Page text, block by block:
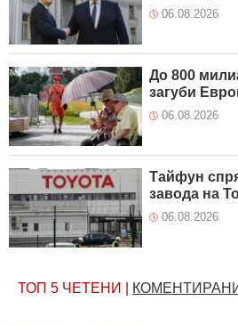
06.08.2026
До 800
загуби
06.08.2026
Тайфун
завода на
06.08.2026
ТОП 5 ЧЕТЕНИ